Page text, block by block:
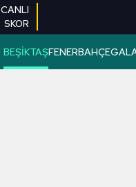
CANLI
SKOR
BEŞİKTAŞFENERBAHÇE